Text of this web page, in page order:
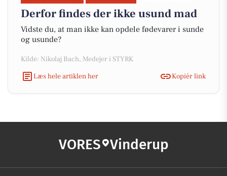
Derfor findes der ikke usund mad
Vidste du, at man ikke kan opdele fødevarer i sunde
og usunde?
Kilde: Nikolaj Bach, Medejer i STYRK
Læs hele artiklen her
Kopiér link
VORES Vinderup